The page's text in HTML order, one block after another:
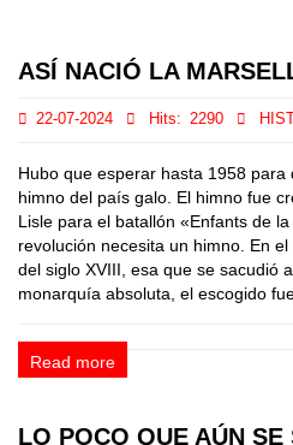
ASÍ NACIÓ LA
22-07-2024 Hits: 2290
Hubo que esperar hasta 1958
himno del país galo. El himno fue
Lisle para el batallón «Enfants de
revolución necesita un himno. En
del siglo XVIII, esa que se sacudió
monarquía absoluta, el escogido fue
Read more
LO POCO QUE AÚN SE